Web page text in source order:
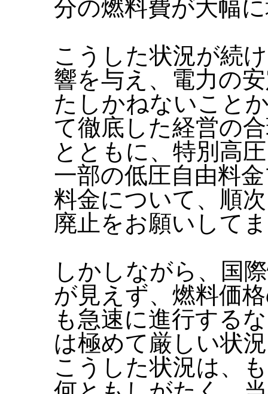
分の燃料費が大幅
こうした状況が続
響を与え、電力の
たしかねないこと
て徹底した経営の
とともに、特別高
一部の低圧自由料
料金について、順
廃止をお願いして
しかしながら、国
が見えず、燃料価
も急速に進行する
は極めて厳しい状
こうした状況は、